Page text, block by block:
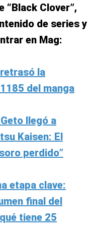
“Black Clover”,
de series y
en Mag:
la
del manga
llegó a
Kaisen: El
perdido”
etapa clave:
final del
tiene 25